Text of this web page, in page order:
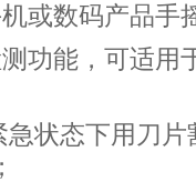
或数码产品手
功能，可适用
状态下用刀